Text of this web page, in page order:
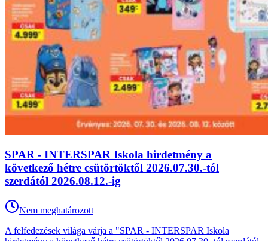
SPAR - INTERSPAR Iskola hirdetmény a
következő hétre csütörtöktől 2026.07.30.-tól
szerdától 2026.08.12.-ig
Nem meghatározott
A felfedezések világa várja a "SPAR - INTERSPAR Iskola